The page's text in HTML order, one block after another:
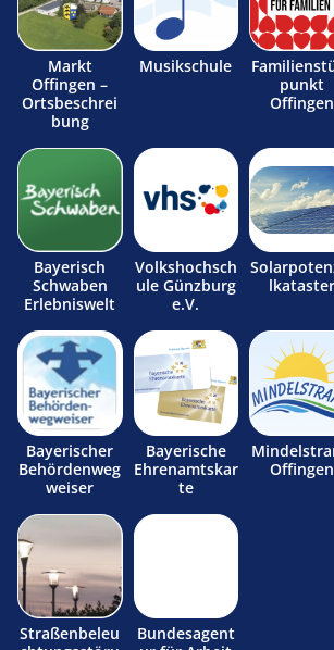
Markt
Offingen –
Ortsbeschrei
bung
Musikschule
punkt
Offingen
Bayerisch
Schwaben
Erlebniswelt
Volkshochsch
ule Günzburg
e.V.
lkataster
Bayerischer
Behördenweg
weiser
Bayerische
Ehrenamtskar
te
Offingen
Straßenbeleu
Bundesagent